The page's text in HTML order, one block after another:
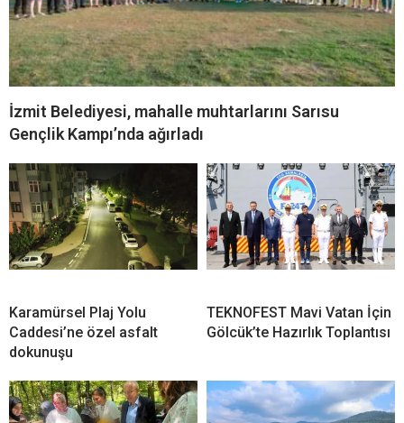
İzmit Belediyesi, mahalle muhtarlarını Sarısu
Gençlik Kampı’nda ağırladı
Karamürsel Plaj Yolu
Caddesi’ne özel asfalt
dokunuşu
TEKNOFEST Mavi Vatan İçin
Gölcük’te Hazırlık Toplantısı